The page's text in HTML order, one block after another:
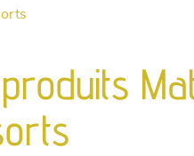
de complément